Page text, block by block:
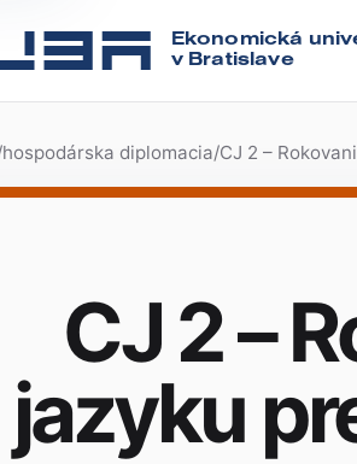
Ekonomická
v Bratislave
hospodárska diplomacia/CJ 2 –
CJ 2 –
jazyku